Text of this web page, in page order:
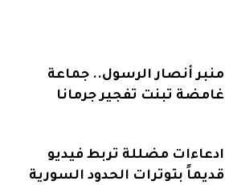
منبر أنصار الرسول.. جماعة
غامضة تبنت تفجير جرمانا
ادعاءات مضللة تربط فيديو
قديماً بتوترات الحدود السورية